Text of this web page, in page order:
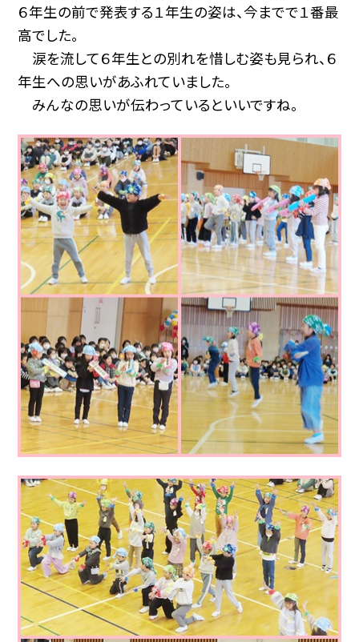
６年生の前で発表する１年生の姿は、今までで１番最
高でした。
涙を流して６年生との別れを惜しむ姿も見られ、６
年生への思いがあふれていました。
みんなの思いが伝わっているといいですね。